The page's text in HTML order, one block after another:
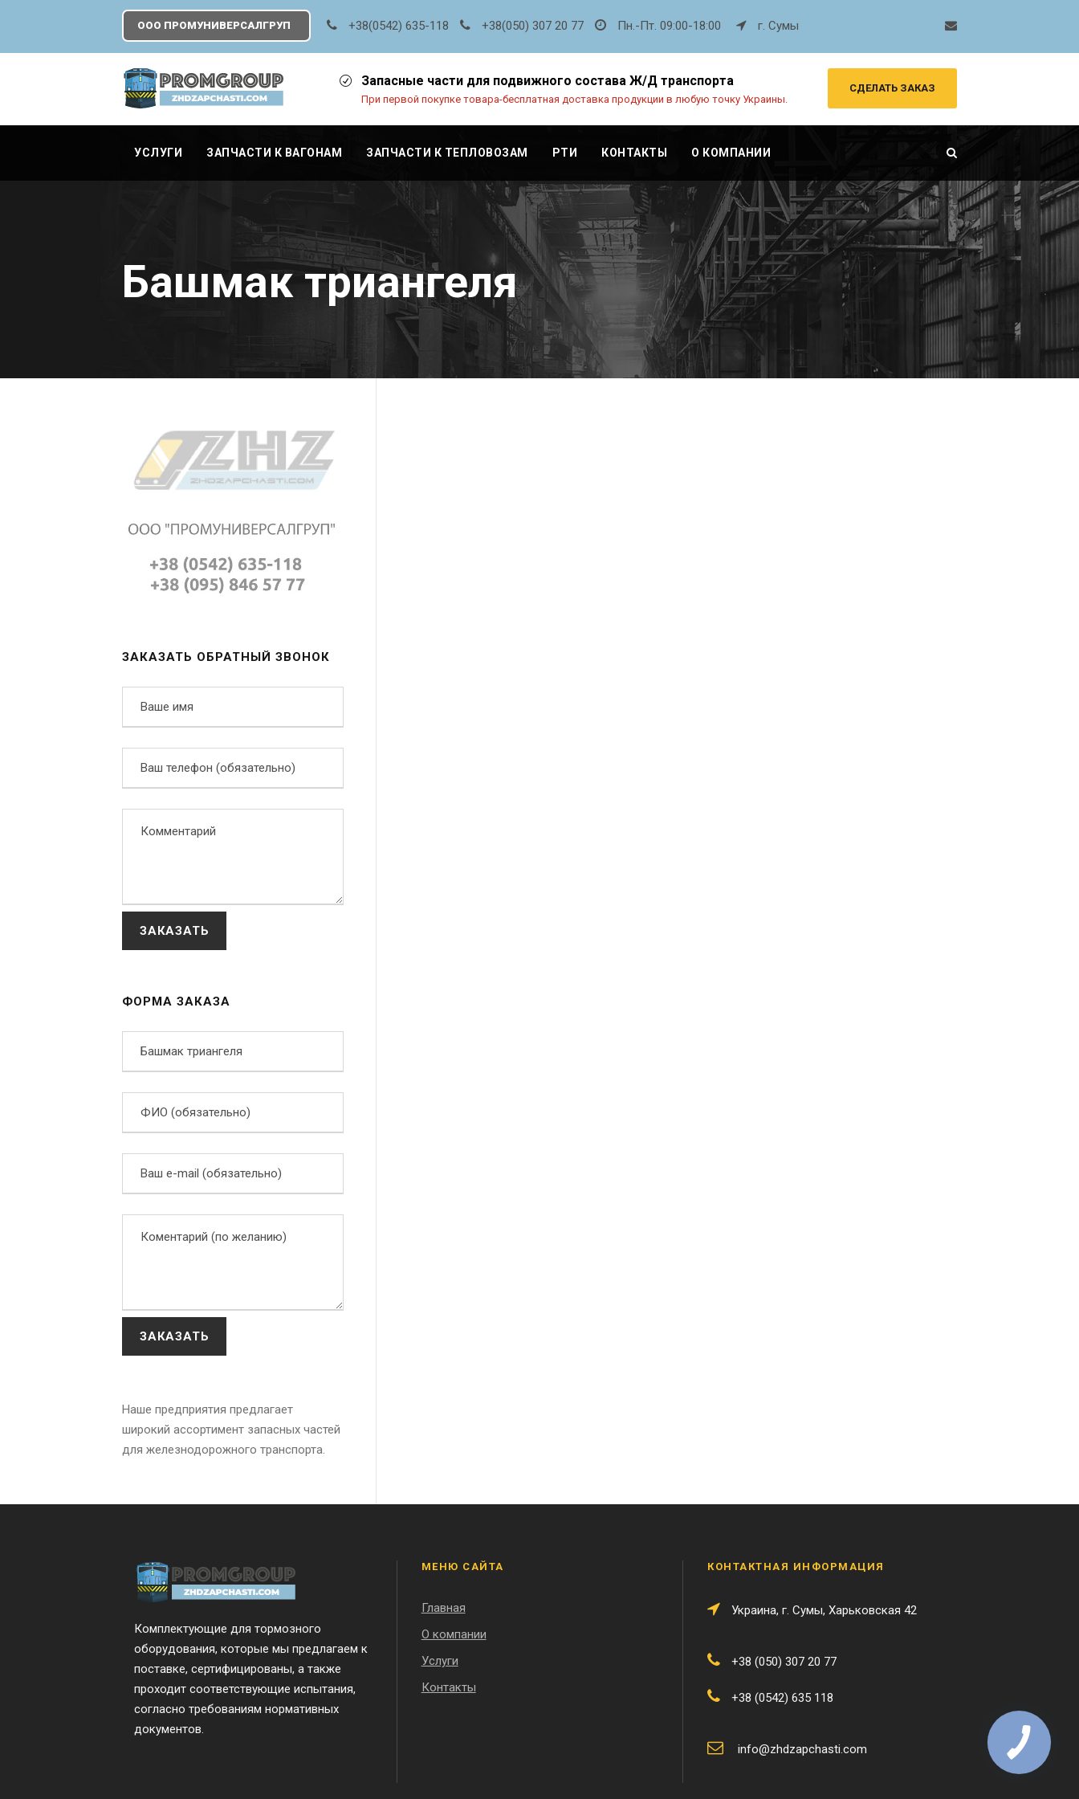
ООО ПРОМУНИВЕРСАЛГРУП +38(0542) 635-118 +38(050) 307 20 77 Пн.-Пт. 09:00-18:00 г. Сумы
Запасные части для подвижного состава Ж/Д транспорта
При первой покупке товара-бесплатная доставка продукции в любую точку Украины.
СДЕЛАТЬ ЗАКАЗ
УСЛУГИ ЗАПЧАСТИ К ВАГОНАМ ЗАПЧАСТИ К ТЕПЛОВОЗАМ РТИ КОНТАКТЫ О КОМПАНИИ
Башмак триангеля
ЗАКАЗАТЬ ОБРАТНЫЙ ЗВОНОК
ФОРМА ЗАКАЗА
Наше предприятия предлагает
широкий ассортимент запасных частей
для железнодорожного транспорта.
Комплектующие для тормозного
оборудования, которые мы предлагаем к
поставке, сертифицированы, а также
проходит соответствующие испытания,
согласно требованиям нормативных
документов.
МЕНЮ САЙТА
Главная
О компании
Услуги
Контакты
КОНТАКТНАЯ ИНФОРМАЦИЯ
Украина, г. Сумы, Харьковская 42
+38 (050) 307 20 77
+38 (0542) 635 118
info@zhdzapchasti.com